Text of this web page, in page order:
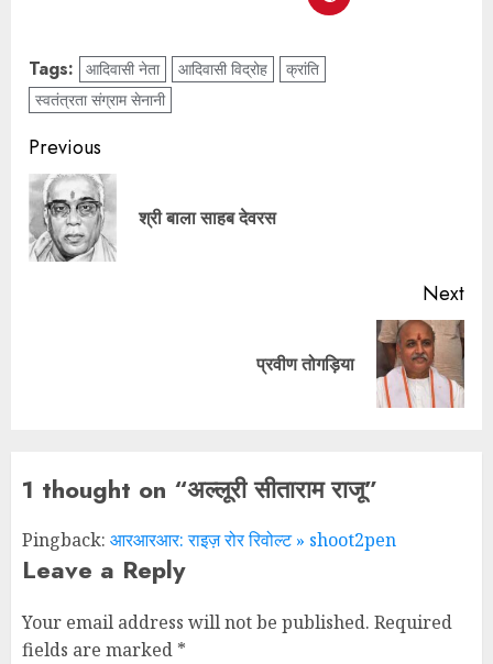
Tags: आदिवासी नेता आदिवासी विद्रोह
क्रांति
स्वतंत्रता संग्राम सेनानी
Previous
श्री बाला साहब देवरस
Next
प्रवीण तोगड़िया
1 thought on “अल्लूरी सीताराम राजू”
Pingback: आरआरआर: राइज़ रोर रिवोल्ट » shoot2pen
Leave a Reply
Your email address will not be published. Required
fields are marked *